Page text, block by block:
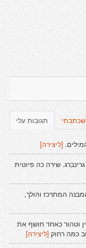
תגובות עלי שכתבתי
[ליצירה]
שירה כה פיוטית
המתרכז והולך,
וטהור כאחד חושף את
כמה רחוק[ליצירה]